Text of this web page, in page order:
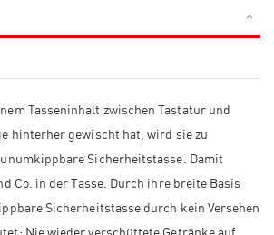
Tasseninhalt zwischen Tastatur und
hinterher gewischt hat, wird sie zu
Sicherheitstasse. Damit
Co. in der Tasse. Durch ihre breite Basis
Sicherheitstasse durch kein Versehen
Nie wieder verschüttete Getränke auf